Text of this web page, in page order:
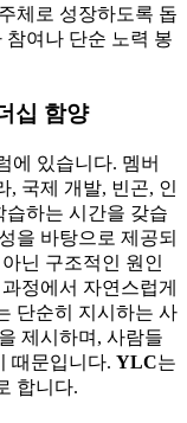
체로 성장하도록 돕
참여나 단순 노력 봉
십 함양
에 있습니다. 멤버
, 국제 개발, 빈곤, 인
습하는 시간을 갖습
을 바탕으로 제공되
닌 구조적인 원인
정에서 자연스럽게
단순히 지시하는 사
제시하며, 사람들
때문입니다. YLC는
합니다.